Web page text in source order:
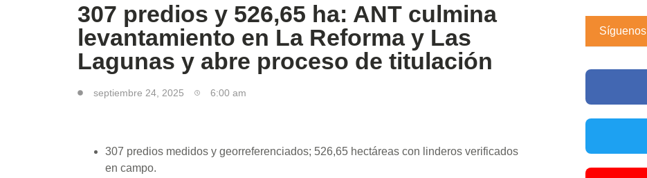
307 predios y 526,65 ha: ANT culmina
levantamiento en La Reforma y Las
Lagunas y abre proceso de titulación
septiembre 24, 2025 6:00 am
307 predios medidos y georreferenciados; 526,65 hectáreas con linderos verificados
en campo.
Síguenos